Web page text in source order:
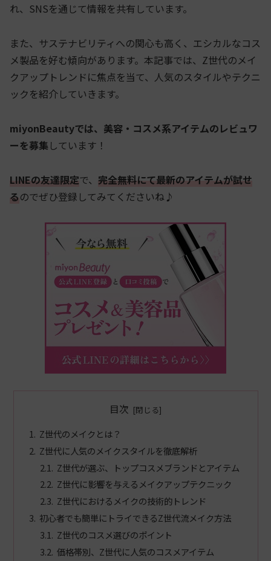
れ、SNSを通じて情報を共有しています。
また、サステナビリティへの関心も高く、エシカルなコス
メ製品を好む傾向があります。本記事では、Z世代のメイ
クアップトレンドに焦点を当て、人気のスタイルやテクニ
ックを紹介していきます。
miyonBeautyでは、美容・コスメ系アイテムのレビュワ
ーを募集 しています！
LINEの友達限定で、 完全無料にて最新のアイテムが試せ
るのでぜひ登録してみてくださいね♪
目次
Z世代のメイクとは？
Z世代に人気のメイクスタイルを徹底解析
Z世代が選ぶ、トップコスメブランドとアイテム
Z世代に影響を与えるメイクアップテクニック
Z世代におけるメイクの技術的トレンド
初心者でも簡単にトライできるZ世代流メイク方法
Z世代のコスメ選びのポイント
価格帯別、Z世代に人気のコスメアイテム